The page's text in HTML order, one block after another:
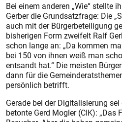
Bei einem anderen „Wie“ stellte
Gerber die Grundsatzfrage: Die
auch mit der Bürgerbeteiligung
bisherigen Form zweifelt Ralf
schon lange an: „Da kommen
bei 150 von ihnen weiß man
entsandt hat.“ Die meisten
dann für die
persönlich betrifft.
Gerade bei der Digitalisierung
betonte Gerd Mogler (CIK):